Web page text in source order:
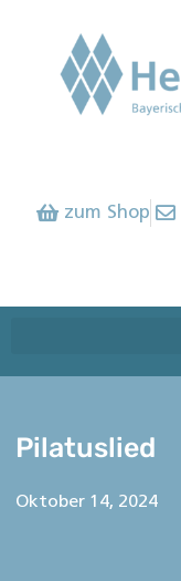
zum Shop
Pilatuslied
Oktober 14, 2024